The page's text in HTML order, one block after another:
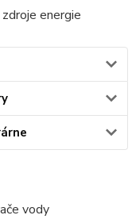
energie
vody